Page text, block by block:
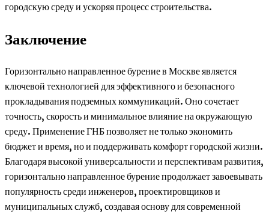
городскую среду и ускоряя процесс строительства.
Заключение
Горизонтально направленное бурение в Москве является
ключевой технологией для эффективного и безопасного
прокладывания подземных коммуникаций. Оно сочетает
точность, скорость и минимальное влияние на окружающую
среду. Применение ГНБ позволяет не только экономить
бюджет и время, но и поддерживать комфорт городской жизни.
Благодаря высокой универсальности и перспективам развития,
горизонтально направленное бурение продолжает завоевывать
популярность среди инженеров, проектировщиков и
муниципальных служб, создавая основу для современной